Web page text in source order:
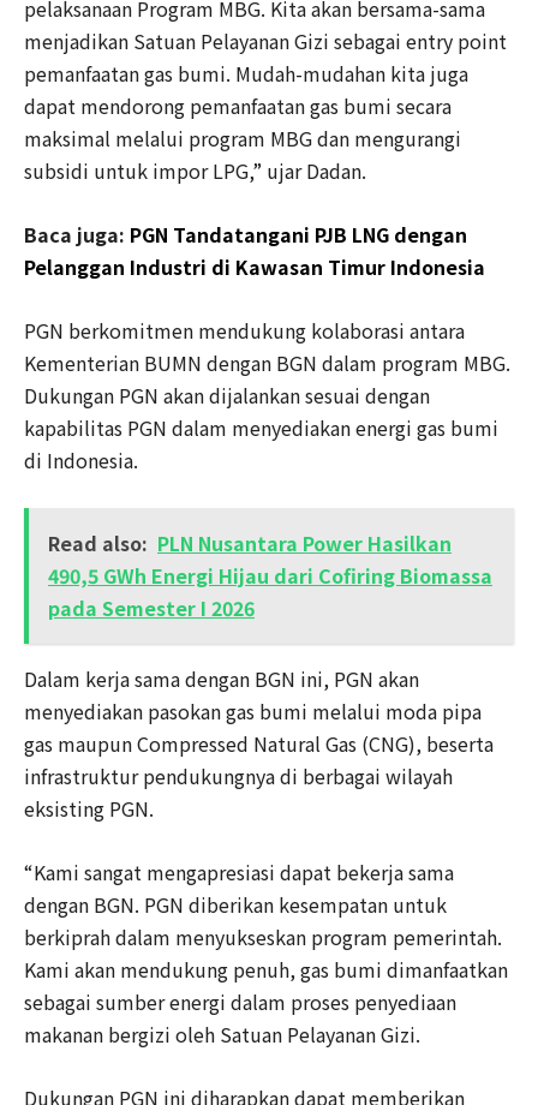
pelaksanaan Program MBG. Kita akan bersama-sama
menjadikan Satuan Pelayanan Gizi sebagai entry point
pemanfaatan gas bumi. Mudah-mudahan kita juga
dapat mendorong pemanfaatan gas bumi secara
maksimal melalui program MBG dan mengurangi
subsidi untuk impor LPG,” ujar Dadan.
Baca juga: PGN Tandatangani PJB LNG dengan
Pelanggan Industri di Kawasan Timur Indonesia
PGN berkomitmen mendukung kolaborasi antara
Kementerian BUMN dengan BGN dalam program MBG.
Dukungan PGN akan dijalankan sesuai dengan
kapabilitas PGN dalam menyediakan energi gas bumi
di Indonesia.
Read also: PLN Nusantara Power Hasilkan
490,5 GWh Energi Hijau dari Cofiring Biomassa
pada Semester I 2026
Dalam kerja sama dengan BGN ini, PGN akan
menyediakan pasokan gas bumi melalui moda pipa
gas maupun Compressed Natural Gas (CNG), beserta
infrastruktur pendukungnya di berbagai wilayah
eksisting PGN.
“Kami sangat mengapresiasi dapat bekerja sama
dengan BGN. PGN diberikan kesempatan untuk
berkiprah dalam menyukseskan program pemerintah.
Kami akan mendukung penuh, gas bumi dimanfaatkan
sebagai sumber energi dalam proses penyediaan
makanan bergizi oleh Satuan Pelayanan Gizi.
Dukungan PGN ini diharapkan dapat memberikan